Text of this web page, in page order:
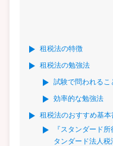
租税法の特徴
租税法の勉強法
試験で問われるこ
効率的な勉強法
租税法のおすすめ基本
『スタンダード
タンダード法人税